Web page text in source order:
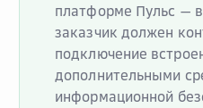
платформе Пульс —
заказчик должен
подключение
дополнительными
информационной